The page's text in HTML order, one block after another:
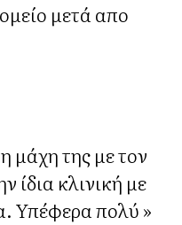
μετά απο
μάχη της με τον
ίδια κλινική με
Υπέφερα πολύ »